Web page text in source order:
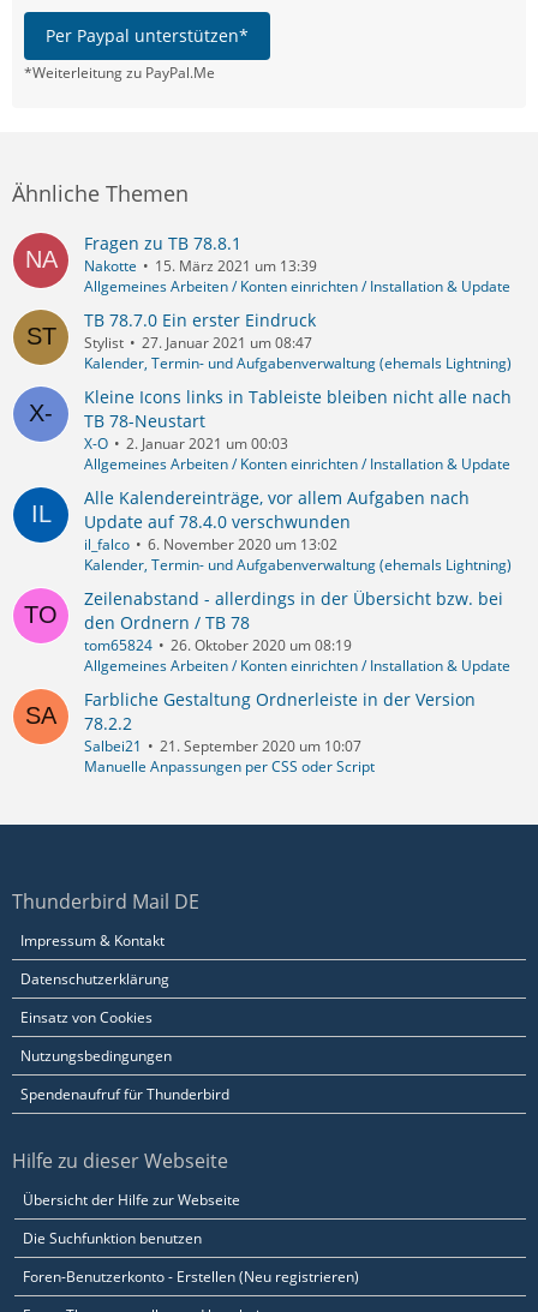
Per Paypal unterstützen*
*Weiterleitung zu PayPal.Me
Ähnliche Themen
Fragen zu TB 78.8.1
Nakotte
15. März 2021 um 13:39
Allgemeines Arbeiten / Konten einrichten / Installation & Update
TB 78.7.0 Ein erster Eindruck
Stylist
27. Januar 2021 um 08:47
Kalender, Termin- und Aufgabenverwaltung (ehemals Lightning)
Kleine Icons links in Tableiste bleiben nicht alle nach
TB 78-Neustart
X-O
2. Januar 2021 um 00:03
Allgemeines Arbeiten / Konten einrichten / Installation & Update
Alle Kalendereinträge, vor allem Aufgaben nach
Update auf 78.4.0 verschwunden
il_falco
6. November 2020 um 13:02
Kalender, Termin- und Aufgabenverwaltung (ehemals Lightning)
Zeilenabstand - allerdings in der Übersicht bzw. bei
den Ordnern / TB 78
tom65824
26. Oktober 2020 um 08:19
Allgemeines Arbeiten / Konten einrichten / Installation & Update
Farbliche Gestaltung Ordnerleiste in der Version
78.2.2
Salbei21
21. September 2020 um 10:07
Manuelle Anpassungen per CSS oder Script
Thunderbird Mail DE
Impressum & Kontakt
Datenschutzerklärung
Einsatz von Cookies
Nutzungsbedingungen
Spendenaufruf für Thunderbird
Hilfe zu dieser Webseite
Übersicht der Hilfe zur Webseite
Die Suchfunktion benutzen
Foren-Benutzerkonto - Erstellen (Neu registrieren)